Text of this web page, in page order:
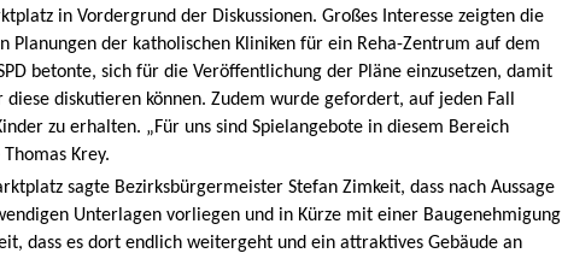
in Vordergrund der Diskussionen. Großes Interesse zeigten die
Planungen der katholischen Kliniken für ein Reha-Zentrum auf dem
betonte, sich für die Veröffentlichung der Pläne einzusetzen, damit
diskutieren können. Zudem wurde gefordert, auf jeden Fall
zu erhalten. „Für uns sind Spielangebote in diesem Bereich
Krey.
sagte Bezirksbürgermeister Stefan Zimkeit, dass nach Aussage
Unterlagen vorliegen und in Kürze mit einer Baugenehmigung
dass es dort endlich weitergeht und ein attraktives Gebäude an